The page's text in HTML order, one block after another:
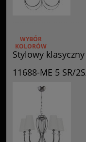
Stylowy
11688-ME 5 SR/
WYBÓR
KOLORÓW